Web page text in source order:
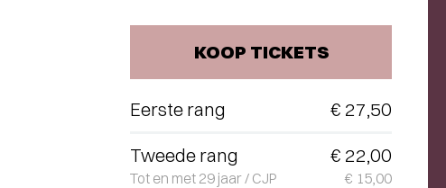
KOOP TICKETS
Eerste rang € 27,50
Tweede rang € 22,00
Tot en met 29 jaar / CJP € 15,00